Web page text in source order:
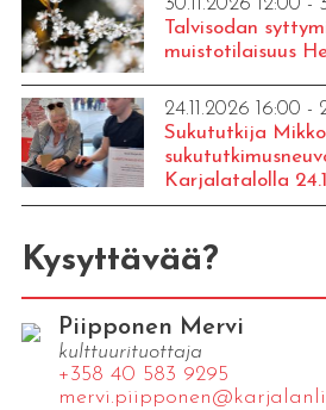
Talvisodan
muistotilaisuus
24.11.2026 16:00 -
Sukututkija
Karjalatalolla
Kysyttävää?
Piipponen Mervi
kulttuurituottaja
+358 40 583 9295